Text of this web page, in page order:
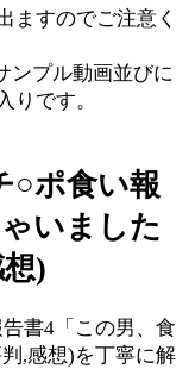
ますのでご注意く
ンプル動画並びに
りです。
○ポ食い報
いました
)
書4「この男、食
,感想)を丁寧に解